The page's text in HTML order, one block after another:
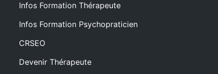
Infos Formation Thérapeute
Infos Formation Psychopraticien
CRSEO
Devenir Thérapeute